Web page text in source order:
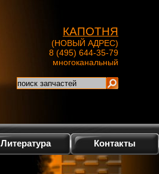
КАПОТНЯ
(НОВЫЙ АДРЕС)
8 (495) 644-35-79
многоканальный
Литература Контакты